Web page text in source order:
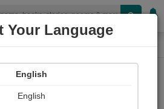
Boricha vaja
Your Language
English
English